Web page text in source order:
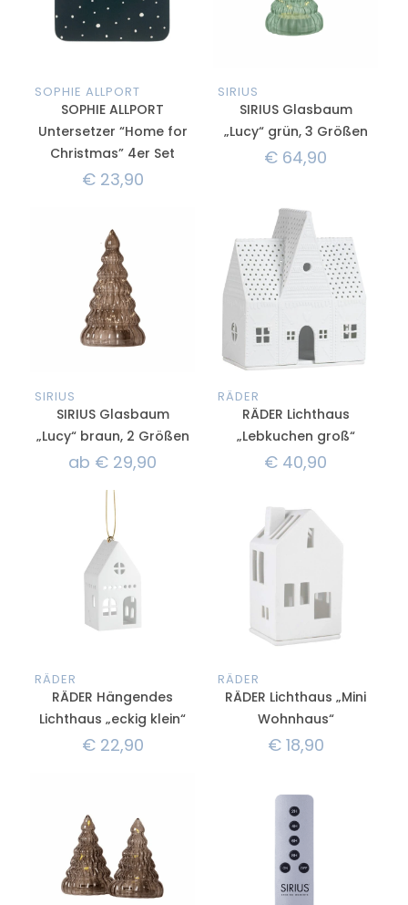
SOPHIE ALLPORT
SOPHIE ALLPORT
Untersetzer “Home for
Christmas” 4er Set
€23,90
SIRIUS
SIRIUS Glasbaum
„Lucy“ grün, 3 Größen
€ 64,90
SIRIUS
SIRIUS Glasbaum
„Lucy“ braun, 2 Größen
ab € 29,90
RÄDER
RÄDER Lichthaus
„Lebkuchen groß“
€ 40,90
RÄDER
RÄDER Hängendes
Lichthaus „eckig klein“
€22,90
RÄDER
RÄDER Lichthaus „Mini
Wohnhaus“
€18,90